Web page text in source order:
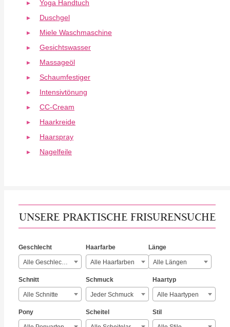
Yoga Handtuch
Duschgel
Miele Waschmaschine
Gesichtswasser
Massageöl
Schaumfestiger
Intensivtönung
CC-Cream
Haarkreide
Haarspray
Nagelfeile
UNSERE PRAKTISCHE FRISURENSUCHE
Geschlecht
Alle Geschlechter
Haarfarbe
Alle Haarfarben
Länge
Alle Längen
Schnitt
Alle Schnitte
Schmuck
Jeder Schmuck
Haartyp
Alle Haartypen
Pony Scheitel Stil